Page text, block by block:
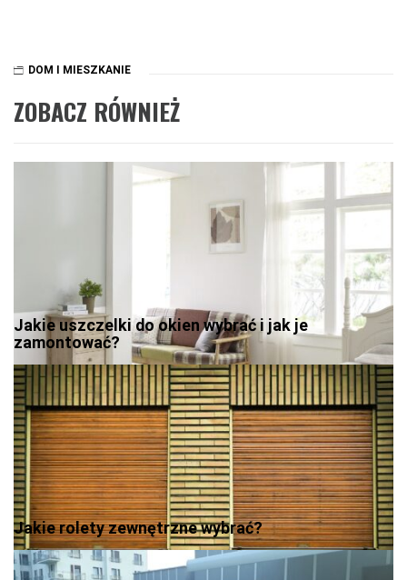
DOM I MIESZKANIE
ZOBACZ RÓWNIEŻ
Jakie uszczelki do okien wybrać i jak je
zamontować?
Jakie rolety zewnętrzne wybrać?